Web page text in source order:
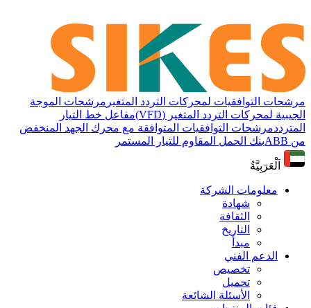
مرشحات التوافقيات لمحركات التردد المتغير مرشحات الموجة
الجيبية لمحركات التردد المتغير (VFD)
مفاعل خط التيار
المترددمرشحات التوافقيات المتوافقة مع محرك الجهد المنخفض
من ABB
بنك الحمل المقاوم للتيار المستمر
اَلْعَرَبِيَّةُ
معلومات الشركة
شهادة
الثقافة
التاريخ
مبدأ
الدعم الفني
تخصيص
تحميل
الأسئلة الشائعة